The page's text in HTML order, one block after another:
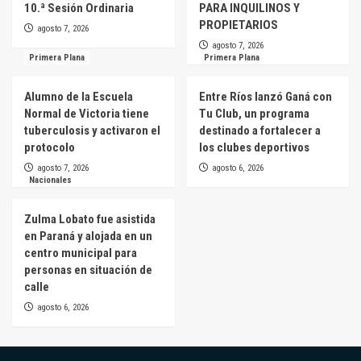
10.ª Sesión Ordinaria
agosto 7, 2026
PARA INQUILINOS Y
PROPIETARIOS
agosto 7, 2026
Primera Plana
Alumno de la Escuela
Normal de Victoria tiene
tuberculosis y activaron el
protocolo
agosto 7, 2026
Primera Plana
Entre Ríos lanzó Ganá con
Tu Club, un programa
destinado a fortalecer a
los clubes deportivos
agosto 6, 2026
Nacionales
Zulma Lobato fue asistida
en Paraná y alojada en un
centro municipal para
personas en situación de
calle
agosto 6, 2026